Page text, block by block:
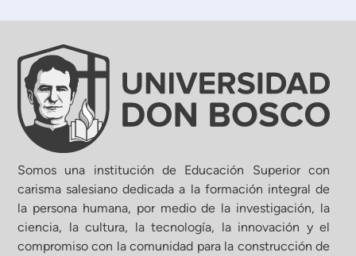
Somos una institución de Educación Superior con
carisma salesiano dedicada a la formación integral de
la persona humana, por medio de la investigación, la
ciencia, la cultura, la tecnología, la innovación y el
compromiso con la comunidad para la construcción de